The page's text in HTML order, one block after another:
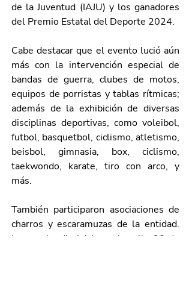
de la Juventud (IAJU) y los ganadores
del Premio Estatal del Deporte 2024.
Cabe destacar que el evento lució aún
más con la intervención especial de
bandas de guerra, clubes de motos,
equipos de porristas y tablas rítmicas;
además de la exhibición de diversas
disciplinas deportivas, como voleibol,
futbol, basquetbol, ciclismo, atletismo,
beisbol, gimnasia, box, ciclismo,
taekwondo, karate, tiro con arco, y
más.
También participaron asociaciones de
La marcha dio inicio en la calle 28 de